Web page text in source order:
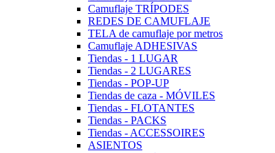
Camuflaje TRÍPODES
REDES DE CAMUFLAJE
TELA de camuflaje por metros
Camuflaje ADHESIVAS
Tiendas - 1 LUGAR
Tiendas - 2 LUGARES
Tiendas - POP-UP
Tiendas de caza - MÓVILES
Tiendas - FLOTANTES
Tiendas - PACKS
Tiendas - ACCESSOIRES
ASIENTOS